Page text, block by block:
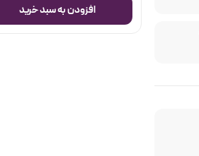
افزودن به سبد خرید